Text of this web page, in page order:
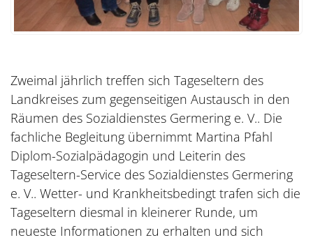
Zweimal jährlich treffen sich Tageseltern des
Landkreises zum gegenseitigen Austausch in den
Räumen des Sozialdienstes Germering e. V.. Die
fachliche Begleitung übernimmt Martina Pfahl
Diplom-Sozialpädagogin und Leiterin des
Tageseltern-Service des Sozialdienstes Germering
e. V.. Wetter- und Krankheitsbedingt trafen sich die
Tageseltern diesmal in kleinerer Runde, um
neueste Informationen zu erhalten und sich